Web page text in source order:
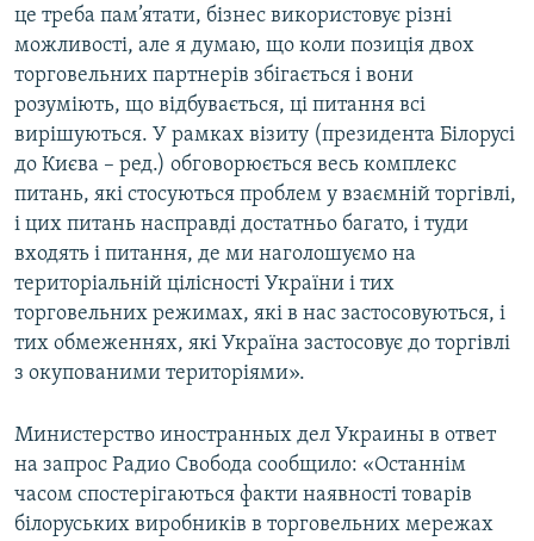
це треба пам’ятати, бізнес використовує різні
можливості, але я думаю, що коли позиція двох
торговельних партнерів збігається і вони
розуміють, що відбувається, ці питання всі
вирішуються. У рамках візиту (президента Білорусі
до Києва – ред.) обговорюється весь комплекс
питань, які стосуються проблем у взаємній торгівлі,
і цих питань насправді достатньо багато, і туди
входять і питання, де ми наголошуємо на
територіальній цілісності України і тих
торговельних режимах, які в нас застосовуються, і
тих обмеженнях, які Україна застосовує до торгівлі
з окупованими територіями».
Министерство иностранных дел Украины в ответ
на запрос Радио Свобода сообщило: «Останнім
часом спостерігаються факти наявності товарів
білоруських виробників в торговельних мережах